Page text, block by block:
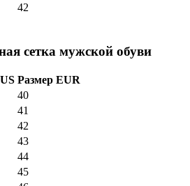
42
сетка мужской обуви
Размер EUR
40
41
42
43
44
45